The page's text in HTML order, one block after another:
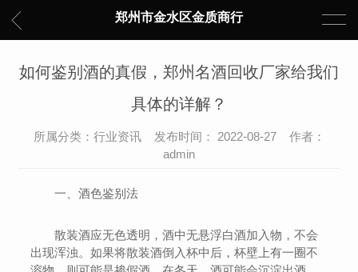
郑州市金水区金质商行
如何鉴别酒的真假，郑州名酒回收厂家给我们
具体的详解？
所属分类：行业资讯 发布时间： 2022-08-27 作者：
admin
一、酒色鉴别法
散装酒应无色透明，酒中无悬浮白酒加入物，不会
出现浑浊。如果将散装酒倒入杯中后，杯壁上有一圈不